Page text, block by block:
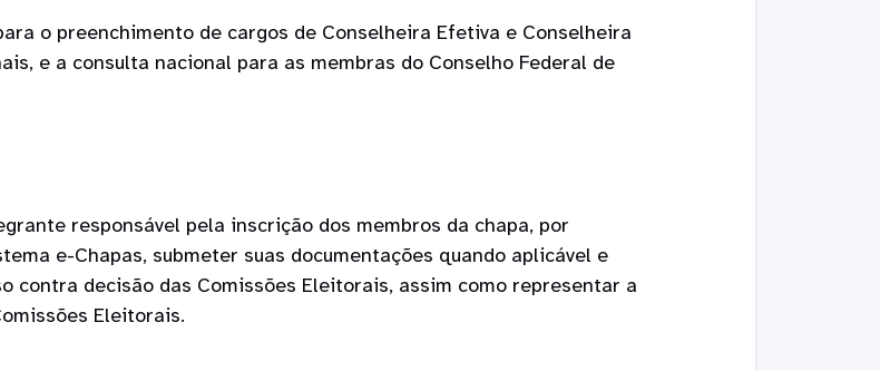
o preenchimento de cargos de Conselheira Efetiva e Conselheira
e a consulta nacional para as membras do Conselho Federal de
responsável pela inscrição dos membros da chapa, por
e-Chapas, submeter suas documentações quando aplicável e
contra decisão das Comissões Eleitorais, assim como representar a
Eleitorais.